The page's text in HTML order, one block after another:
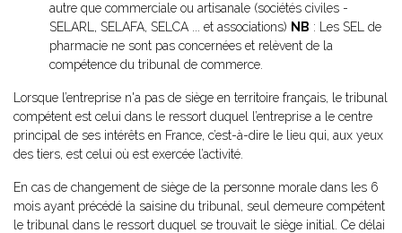
autre que commerciale ou artisanale (sociétés civiles -
SELARL, SELAFA, SELCA ... et associations) NB : Les SEL de
pharmacie ne sont pas concernées et relèvent de la
compétence du tribunal de commerce.
Lorsque l’entreprise n'a pas de siège en territoire français, le tribunal
compétent est celui dans le ressort duquel l’entreprise a le centre
principal de ses intérêts en France, c’est-à-dire le lieu qui, aux yeux
des tiers, est celui où est exercée l’activité.
En cas de changement de siège de la personne morale dans les 6
mois ayant précédé la saisine du tribunal, seul demeure compétent
le tribunal dans le ressort duquel se trouvait le siège initial. Ce délai